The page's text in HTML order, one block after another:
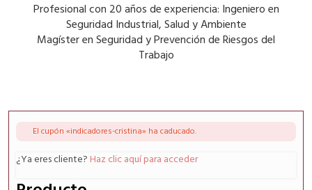
El cupón «indicadores-cristina» ha caducado.
¿Ya eres cliente? Haz clic aquí para acceder
Profesional con 20 años de experiencia: Ingeniero en
Seguridad Industrial, Salud y Ambiente
Magíster en Seguridad y Prevención de Riesgos del
Trabajo